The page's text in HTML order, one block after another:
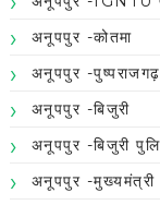
अनूपपुर -कोतमा
अनूपपुर -पुष्पराजगढ़
अनूपपुर -बिजुरी
अनूपपुर -बिजुरी
अनूपपुर -मुख्यमंत्री